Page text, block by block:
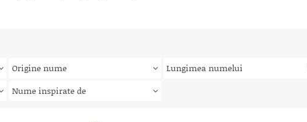
Origine nume
Lungimea numelui
Nume inspirate de